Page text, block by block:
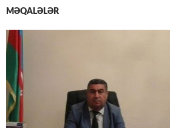
MƏQALƏLƏR